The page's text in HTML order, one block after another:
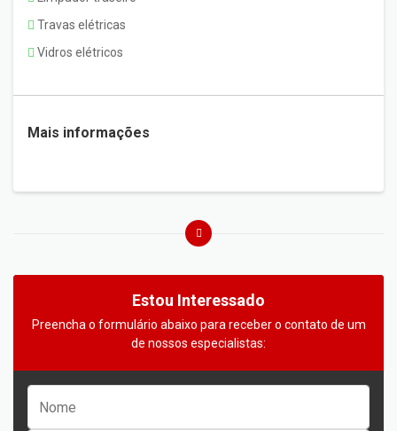
Travas elétricas
Vidros elétricos
Mais informações
Estou Interessado
Preencha o formulário abaixo para receber o contato de um
de nossos especialistas: